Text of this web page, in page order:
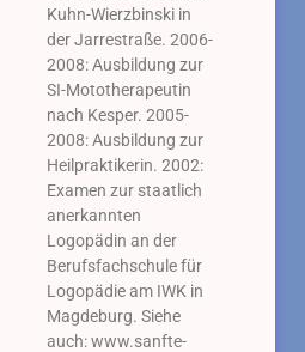
Kuhn-Wierzbinski in
der Jarrestraße. 2006-
2008: Ausbildung zur
SI-Mototherapeutin
nach Kesper. 2005-
2008: Ausbildung zur
Heilpraktikerin. 2002:
Examen zur staatlich
anerkannten
Logopädin an der
Berufsfachschule für
Logopädie am IWK in
Magdeburg. Siehe
auch: www.sanfte-